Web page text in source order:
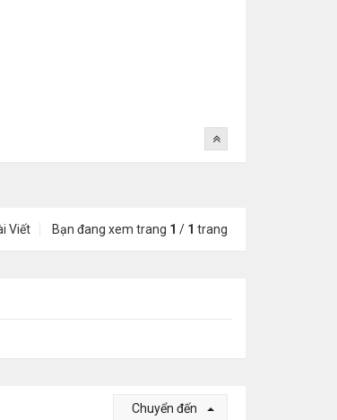
Viết Bạn đang xem trang 1 / 1 trang
Chuyển đến